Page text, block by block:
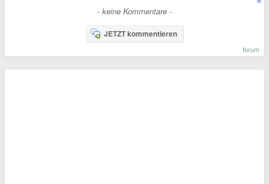
- keine Kommentare -
JETZT kommentieren
forum